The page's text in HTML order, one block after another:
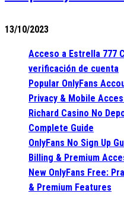
13/10/2023
Acceso a Estrella 777
verificación de cuenta
Popular OnlyFans
Privacy & Mobile
Richard Casino No
Complete Guide
OnlyFans No Sign Up
Billing & Premium
New OnlyFans Free:
& Premium Features